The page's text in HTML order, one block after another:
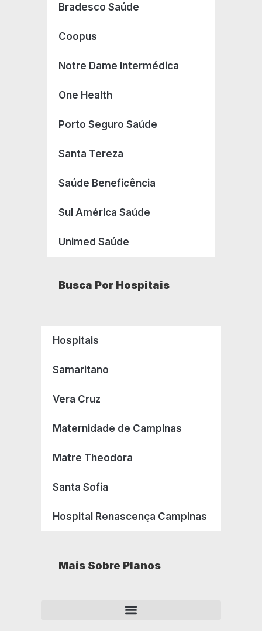
Bradesco Saúde
Coopus
Notre Dame Intermédica
One Health
Porto Seguro Saúde
Santa Tereza
Saúde Beneficência
Sul América Saúde
Unimed Saúde
Busca Por Hospitais
Hospitais
Samaritano
Vera Cruz
Maternidade de Campinas
Matre Theodora
Santa Sofia
Hospital Renascença Campinas
Mais Sobre Planos